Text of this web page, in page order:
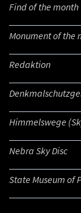
Find of the month
Monument of the
Redaktion
Himmelswege
Nebra Sky Disc
State Museum of